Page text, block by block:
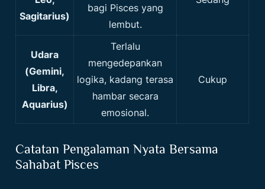
Sagitarius)
bagi Pisces yang
lembut.
Udara
(Gemini,
Libra,
Aquarius)
Terlalu
mengedepankan
logika, kadang terasa
hambar secara
emosional.
Cukup
Catatan Pengalaman Nyata Bersama
Sahabat Pisces